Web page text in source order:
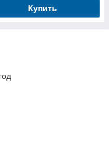
Купить